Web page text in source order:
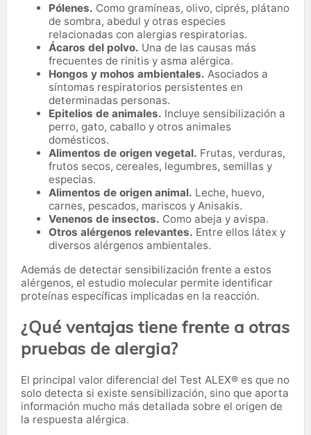
Pólenes. Como gramíneas, olivo, ciprés, plátano
de sombra, abedul y otras especies
relacionadas con alergias respiratorias.
Ácaros del polvo. Una de las causas más
frecuentes de rinitis y asma alérgica.
Hongos y mohos ambientales. Asociados a
síntomas respiratorios persistentes en
determinadas personas.
Epitelios de animales. Incluye sensibilización a
perro, gato, caballo y otros animales
domésticos.
Alimentos de origen vegetal. Frutas, verduras,
frutos secos, cereales, legumbres, semillas y
especias.
Alimentos de origen animal. Leche, huevo,
carnes, pescados, mariscos y Anisakis.
Venenos de insectos. Como abeja y avispa.
Otros alérgenos relevantes. Entre ellos látex y
diversos alérgenos ambientales.
Además de detectar sensibilización frente a estos
alérgenos, el estudio molecular permite identificar
proteínas específicas implicadas en la reacción.
¿Qué ventajas tiene frente a otras
pruebas de alergia?
El principal valor diferencial del Test ALEX® es que no
solo detecta si existe sensibilización, sino que aporta
información mucho más detallada sobre el origen de
la respuesta alérgica.